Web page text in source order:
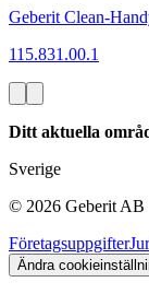
Geberit Clean-
115.831.00.1
Ditt aktuella
Sverige
© 2026 Geberit AB
Företagsuppgifter
Ändra